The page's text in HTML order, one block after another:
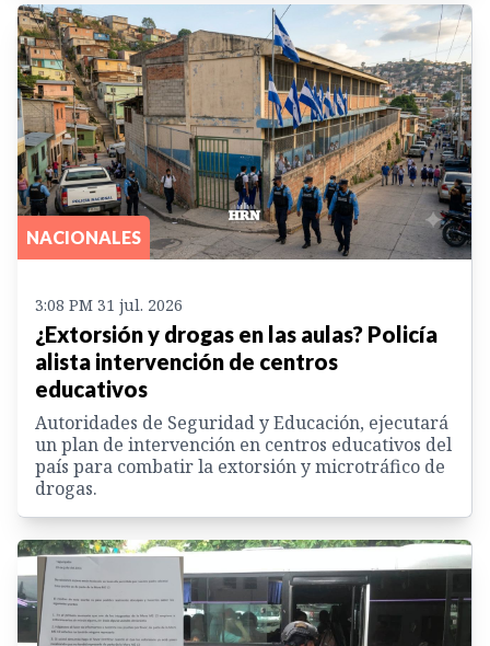
NACIONALES
3:08 PM 31 jul. 2026
¿Extorsión y drogas en las aulas? Policía
alista intervención de centros
educativos
Autoridades de Seguridad y Educación, ejecutará
un plan de intervención en centros educativos del
país para combatir la extorsión y microtráfico de
drogas.